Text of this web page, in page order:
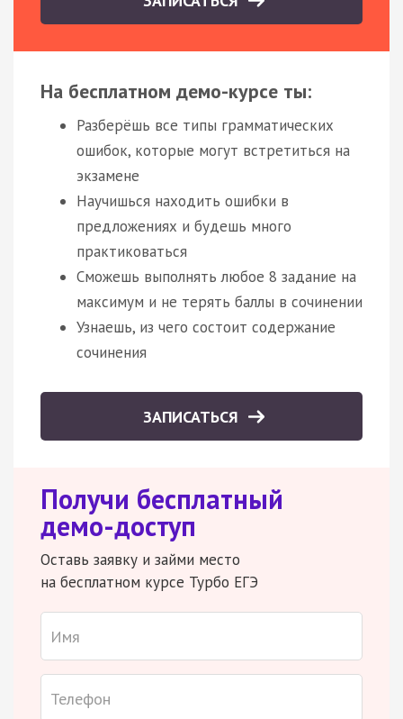
На бесплатном демо-курсе ты:
Разберёшь все типы грамматических
ошибок, которые могут встретиться на
экзамене
Научишься находить ошибки в
предложениях и будешь много
практиковаться
Сможешь выполнять любое 8 задание на
максимум и не терять баллы в сочинении
Узнаешь, из чего состоит содержание
сочинения
ЗАПИСАТЬСЯ
Получи бесплатный
демо-доступ
Оставь заявку и займи место
на бесплатном курсе Турбо ЕГЭ